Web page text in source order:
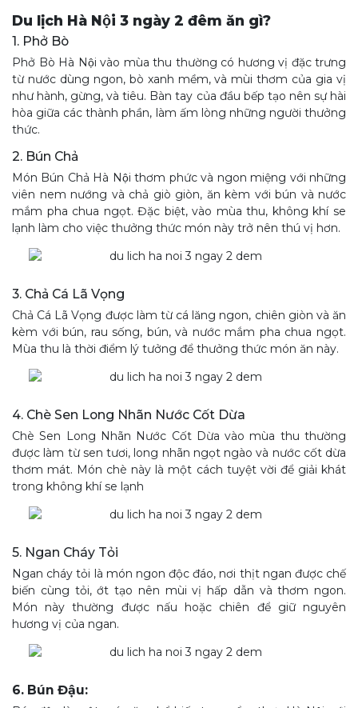
Du lịch Hà Nội 3 ngày 2 đêm ăn gì?
1. Phở Bò
Phở Bò Hà Nội vào mùa thu thường có hương vị đặc trưng
từ nước dùng ngon, bò xanh mềm, và mùi thơm của gia vị
như hành, gừng, và tiêu. Bàn tay của đầu bếp tạo nên sự hài
hòa giữa các thành phần, làm ấm lòng những người thưởng
thức.
2. Bún Chả
Món Bún Chả Hà Nội thơm phức và ngon miệng với những
viên nem nướng và chả giò giòn, ăn kèm với bún và nước
mắm pha chua ngọt. Đặc biệt, vào mùa thu, không khí se
lạnh làm cho việc thưởng thức món này trở nên thú vị hơn.
3. Chả Cá Lã Vọng
Chả Cá Lã Vọng được làm từ cá lăng ngon, chiên giòn và ăn
kèm với bún, rau sống, bún, và nước mắm pha chua ngọt.
Mùa thu là thời điểm lý tưởng để thưởng thức món ăn này.
4. Chè Sen Long Nhãn Nước Cốt Dừa
Chè Sen Long Nhãn Nước Cốt Dừa vào mùa thu thường
được làm từ sen tươi, long nhãn ngọt ngào và nước cốt dừa
thơm mát. Món chè này là một cách tuyệt vời để giải khát
trong không khí se lạnh
5. Ngan Cháy Tỏi
Ngan cháy tỏi là món ngon độc đáo, nơi thịt ngan được chế
biến cùng tỏi, ớt tạo nên mùi vị hấp dẫn và thơm ngon.
Món này thường được nấu hoặc chiên để giữ nguyên
hương vị của ngan.
6. Bún Đậu: